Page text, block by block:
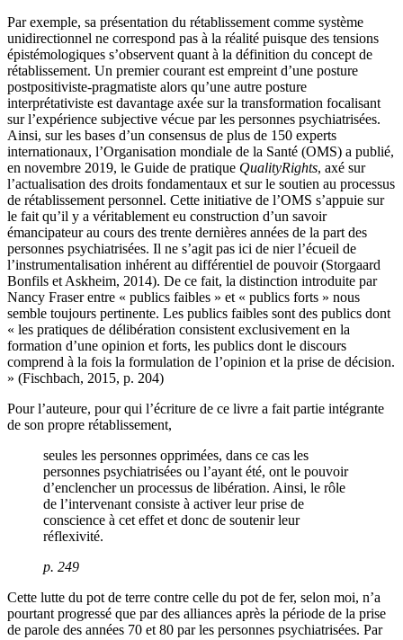
Par exemple, sa présentation du rétablissement comme système
unidirectionnel ne correspond pas à la réalité puisque des tensions
épistémologiques s’observent quant à la définition du concept de
rétablissement. Un premier courant est empreint d’une posture
postpositiviste-pragmatiste alors qu’une autre posture
interprétativiste est davantage axée sur la transformation focalisant
sur l’expérience subjective vécue par les personnes psychiatrisées.
Ainsi, sur les bases d’un consensus de plus de 150 experts
internationaux, l’Organisation mondiale de la Santé (OMS) a publié,
en novembre 2019, le Guide de pratique QualityRights, axé sur
l’actualisation des droits fondamentaux et sur le soutien au processus
de rétablissement personnel. Cette initiative de l’OMS s’appuie sur
le fait qu’il y a véritablement eu construction d’un savoir
émancipateur au cours des trente dernières années de la part des
personnes psychiatrisées. Il ne s’agit pas ici de nier l’écueil de
l’instrumentalisation inhérent au différentiel de pouvoir (Storgaard
Bonfils et Askheim, 2014). De ce fait, la distinction introduite par
Nancy Fraser entre « publics faibles » et « publics forts » nous
semble toujours pertinente. Les publics faibles sont des publics dont
« les pratiques de délibération consistent exclusivement en la
formation d’une opinion et forts, les publics dont le discours
comprend à la fois la formulation de l’opinion et la prise de décision.
» (Fischbach, 2015, p. 204)
Pour l’auteure, pour qui l’écriture de ce livre a fait partie intégrante
de son propre rétablissement,
seules les personnes opprimées, dans ce cas les
personnes psychiatrisées ou l’ayant été, ont le pouvoir
d’enclencher un processus de libération. Ainsi, le rôle
de l’intervenant consiste à activer leur prise de
conscience à cet effet et donc de soutenir leur
réflexivité.
p. 249
Cette lutte du pot de terre contre celle du pot de fer, selon moi, n’a
pourtant progressé que par des alliances après la période de la prise
de parole des années 70 et 80 par les personnes psychiatrisées. Par